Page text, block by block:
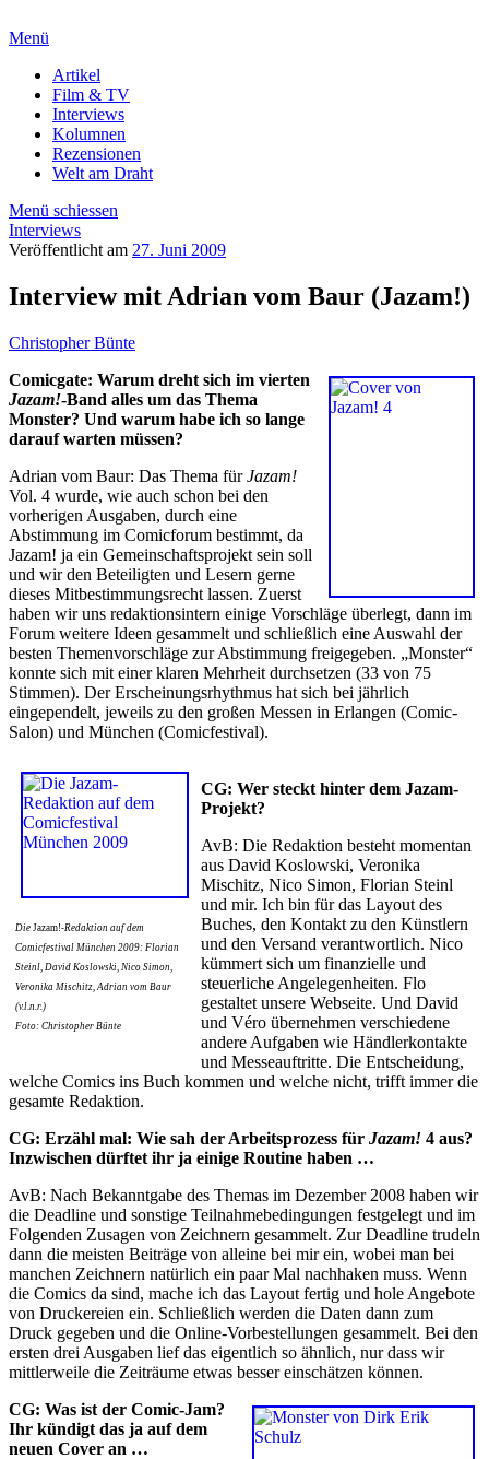
Menü
Artikel
Film & TV
Interviews
Kolumnen
Rezensionen
Welt am Draht
Menü schiessen
Interviews
Veröffentlicht am 27. Juni 2009
Interview mit Adrian vom Baur (Jazam!)
Christopher Bünte
Comicgate: Warum dreht sich im vierten
Jazam!-Band alles um das Thema
Monster? Und warum habe ich so lange
darauf warten müssen?
Adrian vom Baur: Das Thema fürJazam!
Vol. 4 wurde, wie auch schon bei den
vorherigen Ausgaben, durch eine
Abstimmung im Comicforum bestimmt, da
Jazam! ja ein Gemeinschaftsprojekt sein soll
und wir den Beteiligten und Lesern gerne
dieses Mitbestimmungsrecht lassen. Zuerst
haben wir uns redaktionsintern einige Vorschläge überlegt, dann im
Forum weitere Ideen gesammelt und schließlich eine Auswahl der
besten Themenvorschläge zur Abstimmung freigegeben. „Monster“
konnte sich mit einer klaren Mehrheit durchsetzen (33 von 75
Stimmen). Der Erscheinungsrhythmus hat sich bei jährlich
eingependelt, jeweils zu den großen Messen in Erlangen (Comic-
Salon) und München (Comicfestival).
Die Jazam!-Redaktion auf dem
Comicfestival München 2009: Florian
Steinl, David Koslowski, Nico Simon,
Veronika Mischitz, Adrian vom Baur
(v.l.n.r.)
Foto: Christopher Bünte
CG: Wer steckt hinter dem Jazam-
Projekt?
AvB: Die Redaktion besteht momentan
aus David Koslowski, Veronika
Mischitz, Nico Simon, Florian Steinl
und mir. Ich bin für das Layout des
Buches, den Kontakt zu den Künstlern
und den Versand verantwortlich. Nico
kümmert sich um finanzielle und
steuerliche Angelegenheiten. Flo
gestaltet unsere Webseite. Und David
und Véro übernehmen verschiedene
andere Aufgaben wie Händlerkontakte
und Messeauftritte. Die Entscheidung,
welche Comics ins Buch kommen und welche nicht, trifft immer die
gesamte Redaktion.
CG: Erzähl mal: Wie sah der Arbeitsprozess für Jazam! 4 aus?
Inzwischen dürftet ihr ja einige Routine haben …
AvB: Nach Bekanntgabe des Themas im Dezember 2008 haben wir
die Deadline und sonstige Teilnahmebedingungen festgelegt und im
Folgenden Zusagen von Zeichnern gesammelt. Zur Deadline trudeln
dann die meisten Beiträge von alleine bei mir ein, wobei man bei
manchen Zeichnern natürlich ein paar Mal nachhaken muss. Wenn
die Comics da sind, mache ich das Layout fertig und hole Angebote
von Druckereien ein. Schließlich werden die Daten dann zum
Druck gegeben und die Online-Vorbestellungen gesammelt. Bei den
ersten drei Ausgaben lief das eigentlich so ähnlich, nur dass wir
mittlerweile die Zeiträume etwas besser einschätzen können.
CG: Was ist der Comic-Jam?
Ihr kündigt das ja auf dem
neuen Cover an …